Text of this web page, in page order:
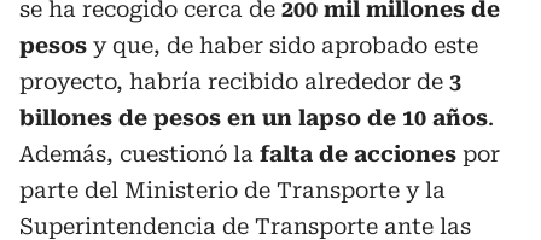
se ha recogido cerca de 200 mil millones de
pesos y que, de haber sido aprobado este
proyecto, habría recibido alrededor de 3
billones de pesos en un lapso de 10 años.
Además, cuestionó la falta de acciones por
parte del Ministerio de Transporte y la
Superintendencia de Transporte ante las